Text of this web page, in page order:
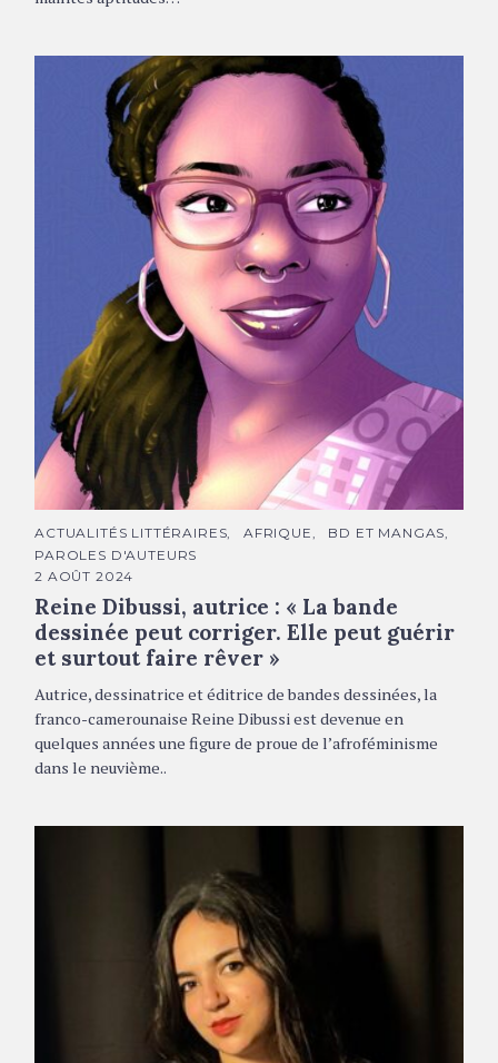
Portrait de Reine Dibussi © DR
C
T
É
O
R
I
S
ACTUALITÉS LITTÉRAIRES AFRIQUE
BD ET MANGAS
PAROLES D'AUTEURS
2 AOÛT 2024
Reine Dibussi, autrice : « La bande
dessinée peut corriger. Elle peut guérir
et surtout faire rêver »
Autrice, dessinatrice et éditrice de bandes dessinées, la
franco-camerounaise Reine Dibussi est devenue en
quelques années une figure de proue de l’afroféminisme
dans le neuvième..